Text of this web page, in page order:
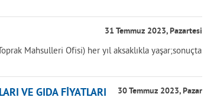
31 Temmuz 2023, Pazartesi
Mahsulleri Ofisi) her yıl aksaklıkla yaşar;sonuçta
VE GIDA FİYATLARI 30 Temmuz 2023, Pazar